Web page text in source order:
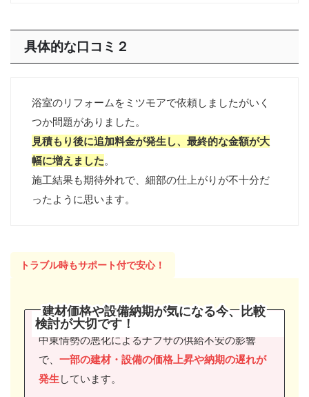
具体的な口コミ ２
浴室のリフォームをミツモアで依頼しましたがいく
つか問題がありました。
見積もり後に追加料金が発生し、最終的な金額が大
幅に増えました。
施工結果も期待外れで、細部の仕上がりが不十分だ
ったように思います。
トラブル時もサポート付で安心！
建材価格や設備納期が気になる今、比較
検討が大切です ！
中東情勢の悪化によるナフサの供給不安の影響
で、 一部の建材・設備の価格上昇や納期の遅れが
発生しています。